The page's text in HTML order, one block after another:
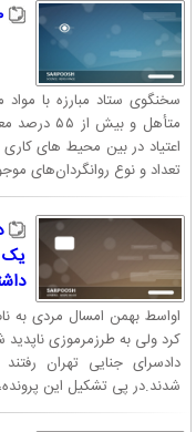
۵۰
متأهل و
اعتیاد در بین محیط‌ های کاری
تعداد و نوع روانگردان‌های
یک
اواسط بهمن امسال مردی به
کرد ولی به طرزمرموزی
دادسرای جنایی تهران
شدند.در پی تشکیل این